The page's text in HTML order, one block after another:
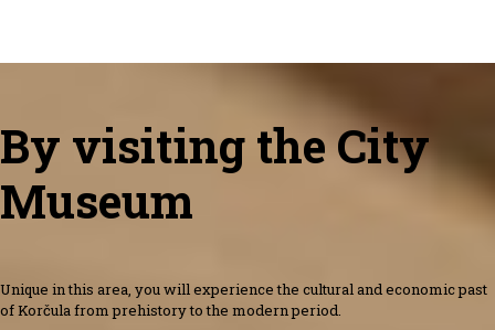
By visiting the City
Museum
Unique in this area, you will experience the cultural and economic past
of Korčula from prehistory to the modern period.